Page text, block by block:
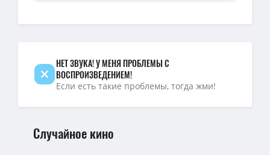
[TR24][OF][FM] Люди Икс: Тёмный Феникс / X-Men: Dark
НЕТ ЗВУКА! У МЕНЯ ПРОБЛЕМЫ С
ВОСПРОИЗВЕДЕНИЕМ!
Если есть такие проблемы, тогда жми!
Случайное кино